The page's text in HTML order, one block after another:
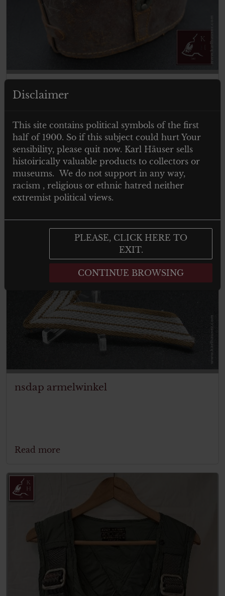
Binoculars leather case – US or French
Army
Read more
ITEM SOLD
nsdap armelwinkel
Read more
Disclaimer
This site contains political symbols of the first
half of 1900. So if this subject could hurt Your
sensibility, please quit now. Karl Häuser sells
histoirically valuable products to collectors or
museums. We do not support in any way,
racism , religious or ethnic hatred neither
extremist political views.
PLEASE, CLICK HERE TO
EXIT.
CONTINUE BROWSING